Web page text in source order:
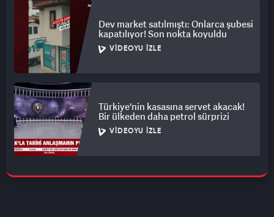
Dev market satılmıştı: Onlarca şubesi
kapatılıyor! Son nokta koyuldu
VIDEOYU İZLE
Türkiye'nin kasasına servet akacak!
Bir ülkeden daha petrol sürprizi
VIDEOYU İZLE